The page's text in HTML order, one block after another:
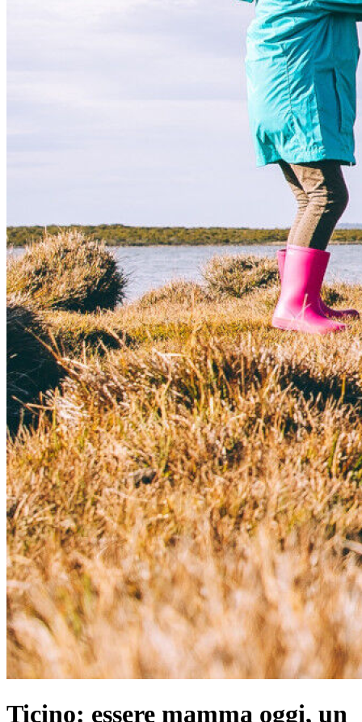
Ticino: essere mamma oggi, un